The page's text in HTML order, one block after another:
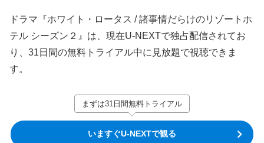
ドラマ『ホワイト・ロータス / 諸事情だらけのリゾートホ
テル シーズン２』は、現在U-NEXTで独占配信されてお
り、31日間の無料トライアル中に見放題で視聴できま
す。
まずは31日間無料トライアル
いますぐU-NEXTで観る